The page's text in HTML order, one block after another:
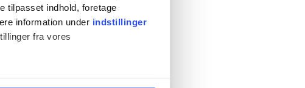
tilpasset indhold, foretage
information under indstillinger
fra vores